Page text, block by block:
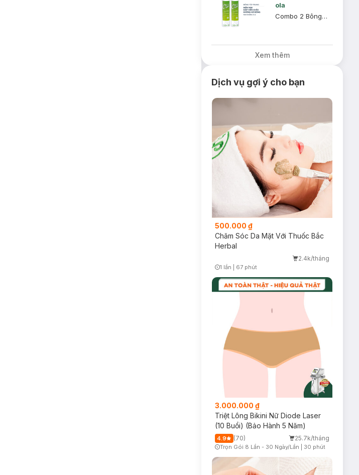
ola
Combo 2 Bông Tẩy Trang Ola Cao Cấp 150 Miếng
Xem thêm
Dịch vụ gợi ý cho bạn
500.000 ₫
Chăm Sóc Da Mặt Với Thuốc Bắc
Herbal
2.4k/tháng
1 lần 67 phút
3.000.000 ₫
Triệt Lông Bikini Nữ Diode Laser
(10 Buổi) (Bảo Hành 5 Năm)
4.9 (70) 25.7k/tháng
Trọn Gói 8 Lần - 30 Ngày/Lần 30 phút